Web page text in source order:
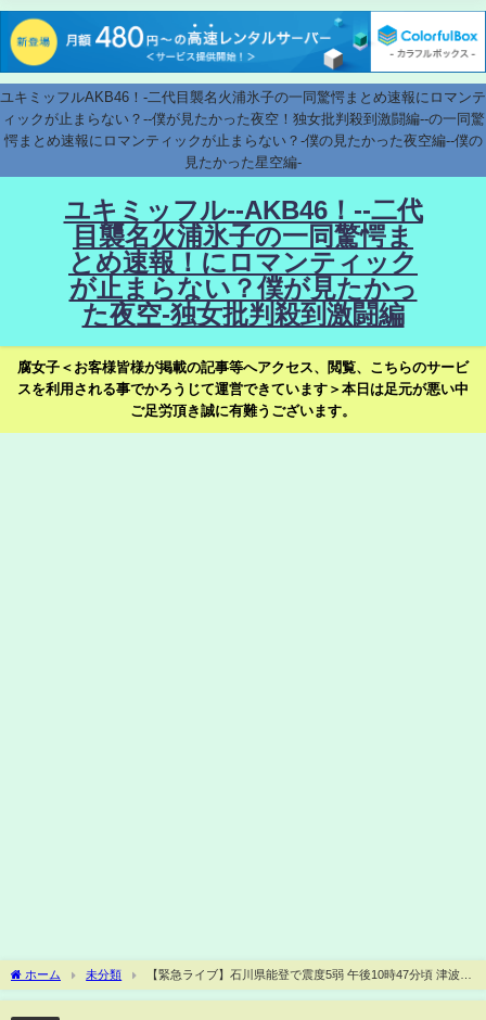
ユキミッフルAKB46！-二代目襲名火浦氷子の一同驚愕まとめ速報にロマンテ
ィックが止まらない？--僕が見たかった夜空！独女批判殺到激闘編--の一同驚
愕まとめ速報にロマンティックが止まらない？-僕の見たかった夜空編--僕の
見たかった星空編-
ユキミッフル--AKB46！--二代
目襲名火浦氷子の一同驚愕ま
とめ速報！にロマンティック
が止まらない？僕が見たかっ
た夜空-独女批判殺到激闘編
腐女子＜お客様皆様が掲載の記事等へアクセス、閲覧、こちらのサービ
スを利用される事でかろうじて運営できています＞本日は足元が悪い中
ご足労頂き誠に有難うございます。
ホーム 未分類
【緊急ライブ】石川県能登で震度5弱 午後10時47分頃 津波被
害の心配なし 現地の様子は？【LIVE】(2024年11月26日) ANN/テレ朝